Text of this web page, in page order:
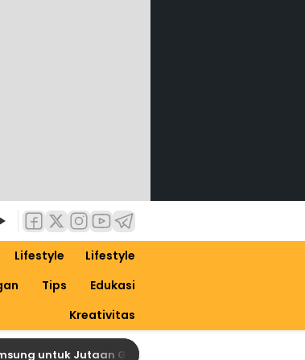
Lifestyle
Lifestyle
Tips
Edukasi
Kreativitas
untuk Jutaan Galaxy, Siapkan Dirimu untuk One UI